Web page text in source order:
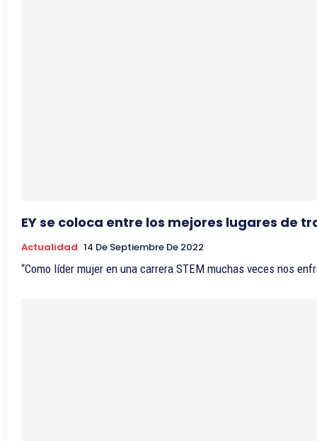
EY se coloca entre los mejores lugares de
Actualidad 14 De Septiembre De 2022
“Como líder mujer en una carrera STEM muchas veces nos